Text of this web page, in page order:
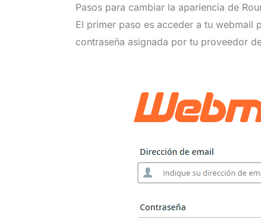
Pasos para cambiar la apariencia de
El primer paso es acceder a tu
contraseña asignada por tu proveedor